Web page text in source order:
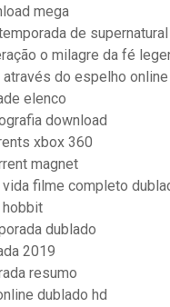
mega
de supernatural
o milagre da fé
do espelho
elenco
download
xbox 360
magnet
filme completo
dublado
2019
resumo
dublado hd